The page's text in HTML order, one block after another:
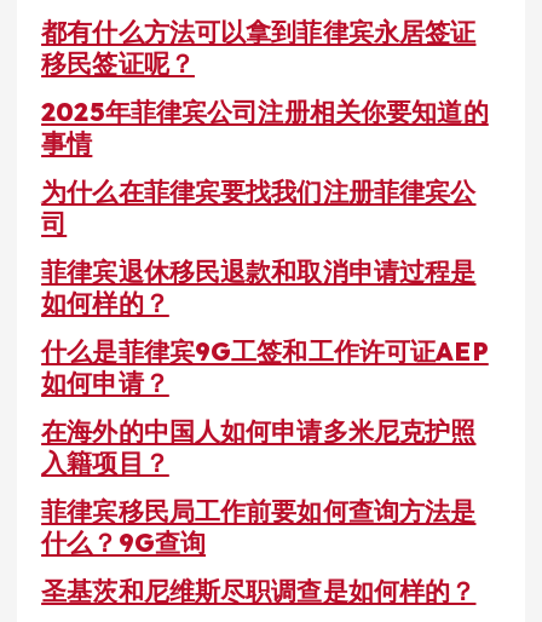
都有什么方法可以拿到菲律宾永居签证
移民签证呢？
2025年菲律宾公司注册相关你要知道的
事情
为什么在菲律宾要找我们注册菲律宾公
司
菲律宾退休移民退款和取消申请过程是
如何样的？
什么是菲律宾9G工签和工作许可证AEP
如何申请？
在海外的中国人如何申请多米尼克护照
入籍项目？
菲律宾移民局工作前要如何查询方法是
什么？9G查询
圣基茨和尼维斯尽职调查是如何样的？